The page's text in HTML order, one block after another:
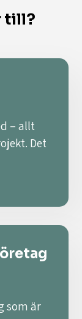
till?
– allt
Det
som är